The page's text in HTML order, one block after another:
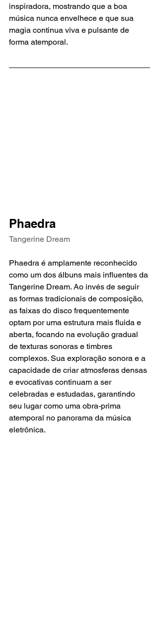
inspiradora, mostrando que a boa
música nunca envelhece e que sua
magia continua viva e pulsante de
forma atemporal.
Phaedra
Tangerine Dream
Phaedra é amplamente reconhecido
como um dos álbuns mais influentes da
Tangerine Dream. Ao invés de seguir
as formas tradicionais de composição,
as faixas do disco frequentemente
optam por uma estrutura mais fluida e
aberta, focando na evolução gradual
de texturas sonoras e timbres
complexos. Sua exploração sonora e a
capacidade de criar atmosferas densas
e evocativas continuam a ser
celebradas e estudadas, garantindo
seu lugar como uma obra-prima
atemporal no panorama da música
eletrônica.